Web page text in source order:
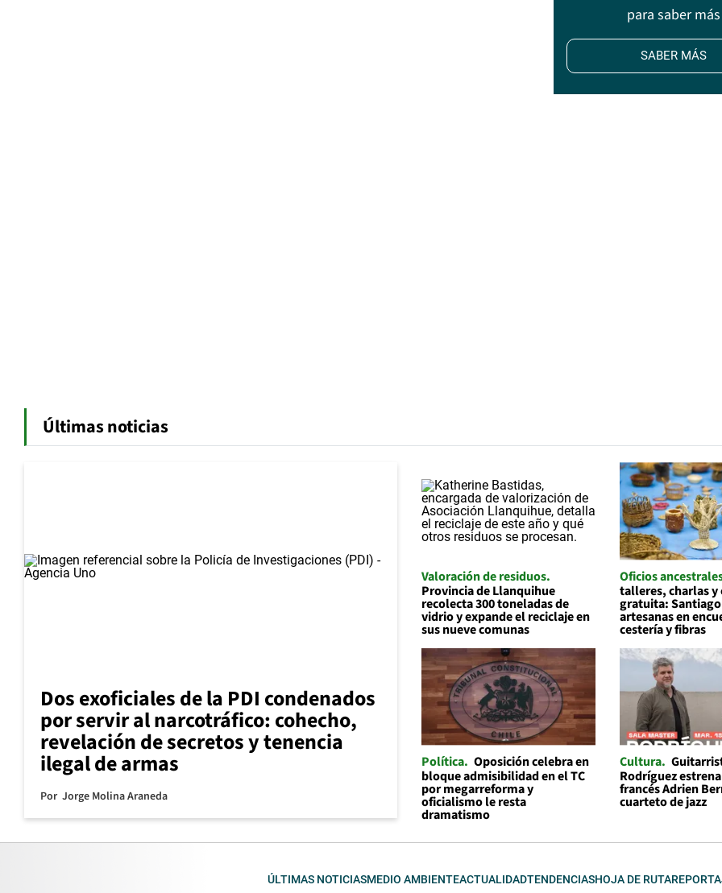
para saber más
SABER MÁS
Últimas noticias
Dos exoficiales de la PDI condenados
por servir al narcotráfico: cohecho,
revelación de secretos y tenencia
ilegal de armas
Por Jorge Molina Araneda
Valoración de residuos
Provincia de Llanquihue
recolecta 300 toneladas de
vidrio y expande el reciclaje en
sus nueve comunas
Oficios
talleres, charlas y
gratuita:
artesanas en
cestería y fibras
Política Oposición celebra en
bloque admisibilidad en el TC
por megarreforma y
oficialismo le resta
dramatismo
Cultura
Rodríguez
francés Adrien
cuarteto de jazz
ÚLTIMAS NOTICIASMEDIO AMBIENTEACTUALIDADTENDENCIASHOJA DE RUTA